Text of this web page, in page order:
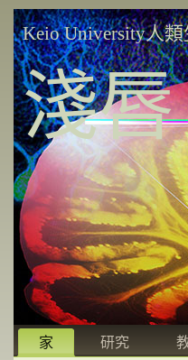
Keio University人
淺唇
家 研究